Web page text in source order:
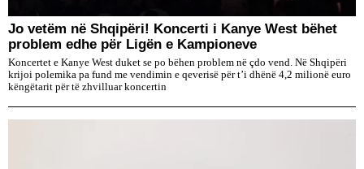
Jo vetëm në Shqipëri! Koncerti i Kanye West bëhet
problem edhe për Ligën e Kampioneve
Koncertet e Kanye West duket se po bëhen problem në çdo vend. Në Shqipëri
krijoi polemika pa fund me vendimin e qeverisë për t’i dhënë 4,2 milionë euro
këngëtarit për të zhvilluar koncertin